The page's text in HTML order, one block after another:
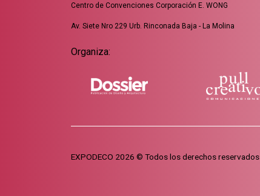
Centro de Convenciones Corporación E. WONG
Av. Siete Nro 229 Urb. Rinconada Baja - La Molina
Organiza:
EXPODECO 2026 © Todos los derechos reservados